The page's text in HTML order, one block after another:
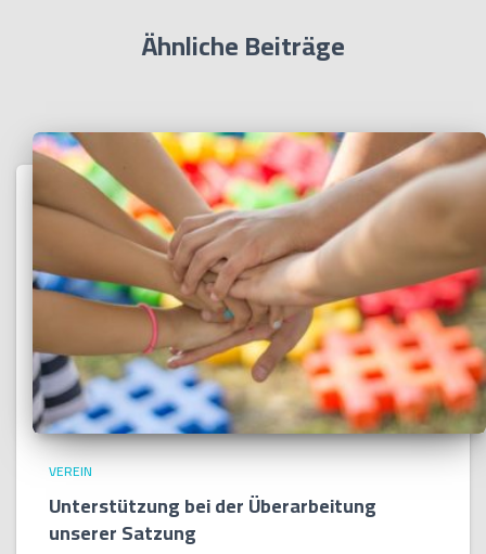
Ähnliche Beiträge
VEREIN
Unterstützung bei der Überarbeitung
unserer Satzung